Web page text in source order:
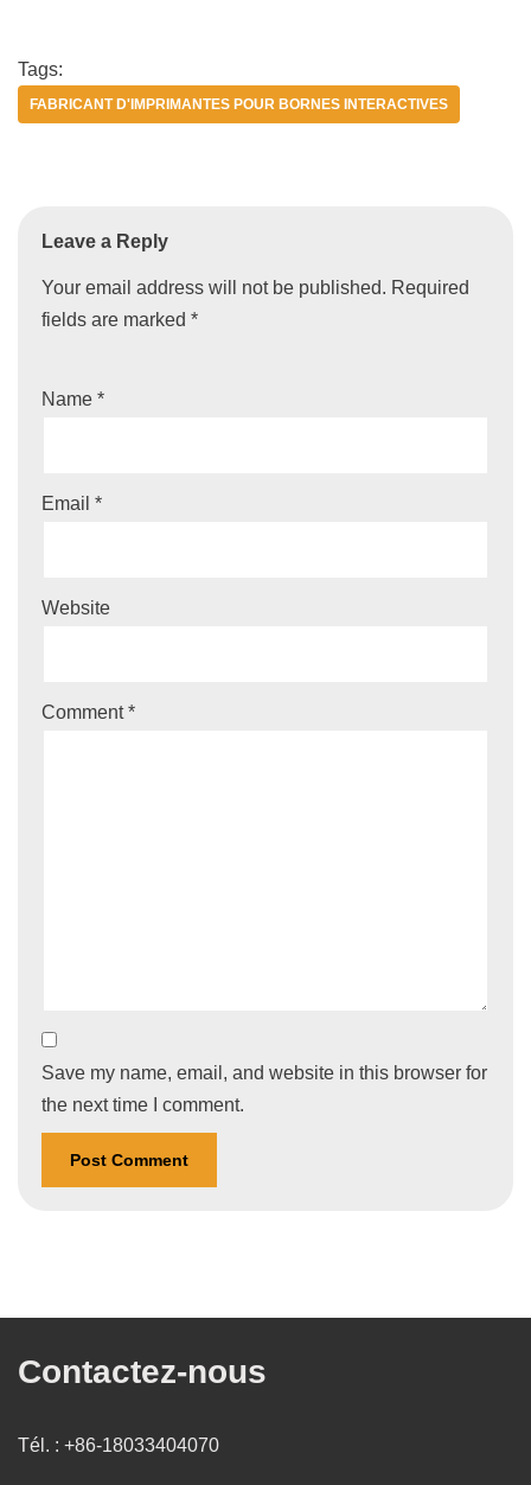
Tags:
FABRICANT D'IMPRIMANTES POUR BORNES INTERACTIVES
Leave a Reply
Your email address will not be published. Required
fields are marked *
Name *
Email *
Website
Comment*
Save my name, email, and website in this browser for
the next time I comment.
Contactez-nous
Tél. : +86-18033404070